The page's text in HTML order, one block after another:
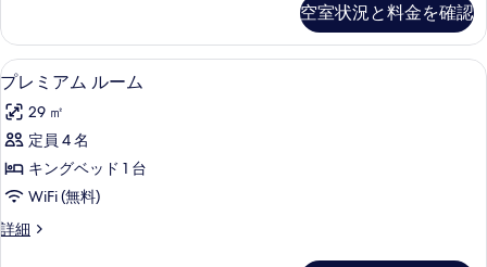
ー
の
す
べ
て
の
真
ュ
ー
の
詳
細
プ
ル
ル
ー
ム
の
す
べ
ー
ド
ト
プ
ル
ー
ム
詳
空室状況と料金を確認
プ
レ
ミ
ア
ム
ル
ー
プレミアム ルーム | 1 室のベッドル
4
プレミアム ルーム
29 ㎡
定員 4 名
キングベッド 1 台
WiFi (無料)
詳細
プ